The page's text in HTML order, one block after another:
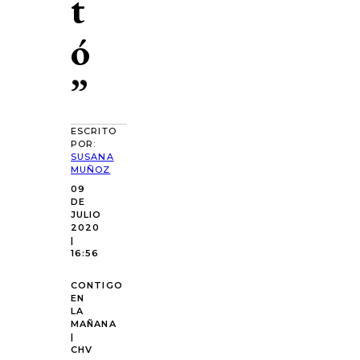
ó
”
ESCRITO
POR:
SUSANA
MUÑOZ
09
DE
JULIO
2020
|
16:56
CONTIGO
EN
LA
MAÑANA
|
CHV